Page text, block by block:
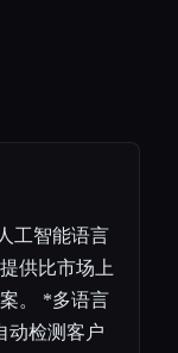
工智能语言
供比市场上
。 *多语言
动检测客户